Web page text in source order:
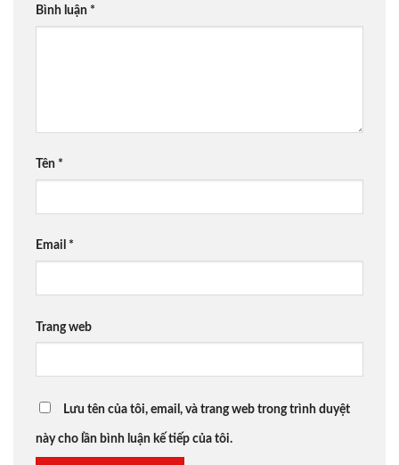
Bình luận *
Tên *
Email *
Trang web
Lưu tên của tôi, email, và trang web trong trình duyệt
này cho lần bình luận kế tiếp của tôi.